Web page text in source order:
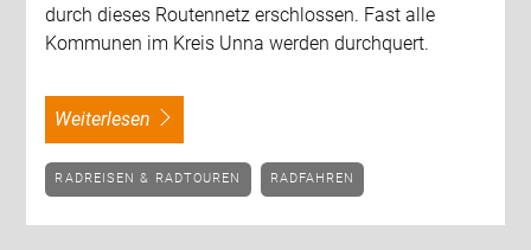
durch dieses Routennetz erschlossen. Fast alle
Kommunen im Kreis Unna werden durchquert.
weiterlesen
RADREISEN & RADTOUREN RADFAHREN